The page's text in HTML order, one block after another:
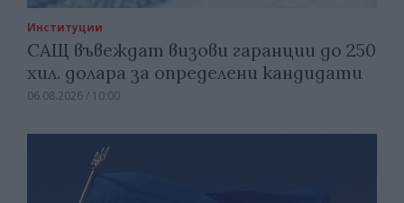
Институции
САЩ въвеждат визови гаранции до 250
хил. долара за определени кандидати
06.08.2026 / 10:00